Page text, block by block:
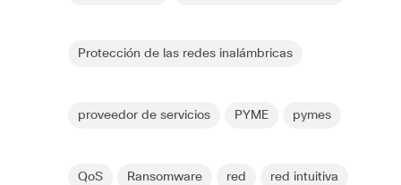
Protección de las redes inalámbricas
proveedor de servicios PYME pymes
QoS Ransomware red red intuitiva